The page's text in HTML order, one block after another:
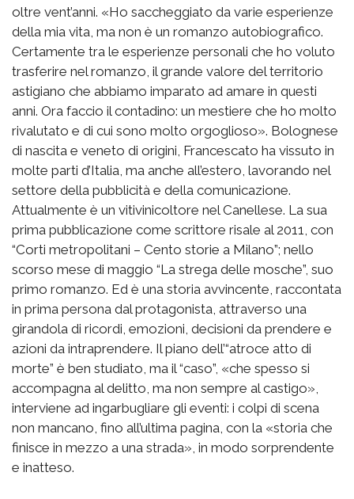
oltre vent’anni. «Ho saccheggiato da varie esperienze
della mia vita, ma non è un romanzo autobiografico.
Certamente tra le esperienze personali che ho voluto
trasferire nel romanzo, il grande valore del territorio
astigiano che abbiamo imparato ad amare in questi
anni. Ora faccio il contadino: un mestiere che ho molto
rivalutato e di cui sono molto orgoglioso». Bolognese
di nascita e veneto di origini, Francescato ha vissuto in
molte parti d’Italia, ma anche all’estero, lavorando nel
settore della pubblicità e della comunicazione.
Attualmente è un vitivinicoltore nel Canellese. La sua
prima pubblicazione come scrittore risale al 2011, con
“Corti metropolitani – Cento storie a Milano”; nello
scorso mese di maggio “La strega delle mosche”, suo
primo romanzo. Ed è una storia avvincente, raccontata
in prima persona dal protagonista, attraverso una
girandola di ricordi, emozioni, decisioni da prendere e
azioni da intraprendere. Il piano dell’“atroce atto di
morte” è ben studiato, ma il “caso”, «che spesso si
accompagna al delitto, ma non sempre al castigo»,
interviene ad ingarbugliare gli eventi: i colpi di scena
non mancano, fino all’ultima pagina, con la «storia che
finisce in mezzo a una strada», in modo sorprendente
e inatteso.